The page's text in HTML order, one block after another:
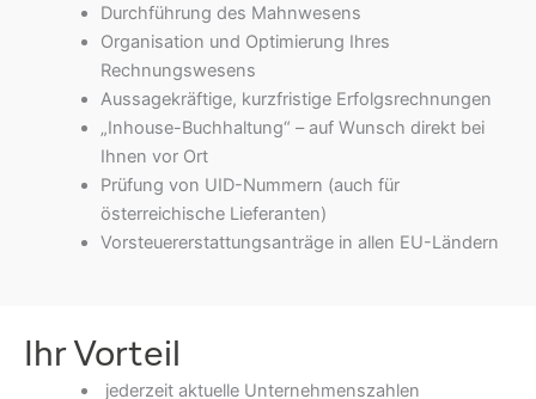
Durchführung des Mahnwesens
Organisation und Optimierung Ihres
Rechnungswesens
Aussagekräftige, kurzfristige Erfolgsrechnungen
„Inhouse-Buchhaltung“ – auf Wunsch direkt bei
Ihnen vor Ort
Prüfung von UID-Nummern (auch für
österreichische Lieferanten)
Vorsteuererstattungsanträge in allen EU-Ländern
Ihr Vorteil
jederzeit aktuelle Unternehmenszahlen